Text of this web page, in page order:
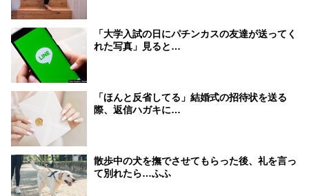
「大学入試の日にパチンカスの友達が送ってく
れた写真」見ると…
「ほんと反省してる」結婚式の招待状を送る
際、返信ハガキに…
散歩中の犬を撫でさせてもらった後、礼を言っ
て別れたら…ふふ